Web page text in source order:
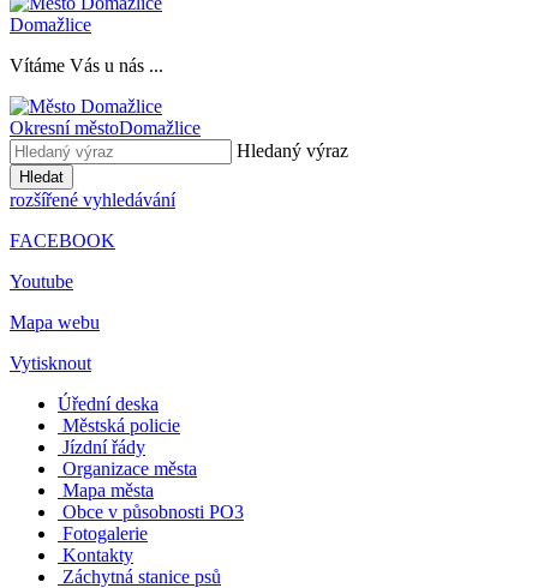
Domažlice
Vítáme Vás u nás ...
Okresní městoDomažlice
Hledaný výraz
Hledat
rozšířené vyhledávání
FACEBOOK
Youtube
Mapa webu
Vytisknout
Úřední deska
Městská policie
Jízdní řády
Organizace města
Mapa města
Obce v působnosti PO3
Fotogalerie
Kontakty
Záchytná stanice psů